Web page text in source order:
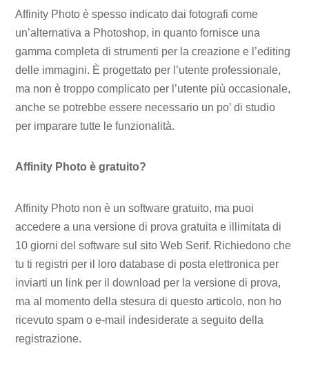
Affinity Photo è spesso indicato dai fotografi come
un’alternativa a Photoshop, in quanto fornisce una
gamma completa di strumenti per la creazione e l’editing
delle immagini. È progettato per l’utente professionale,
ma non è troppo complicato per l’utente più occasionale,
anche se potrebbe essere necessario un po’ di studio
per imparare tutte le funzionalità.
Affinity Photo è gratuito?
Affinity Photo non è un software gratuito, ma puoi
accedere a una versione di prova gratuita e illimitata di
10 giorni del software sul sito Web Serif. Richiedono che
tu ti registri per il loro database di posta elettronica per
inviarti un link per il download per la versione di prova,
ma al momento della stesura di questo articolo, non ho
ricevuto spam o e-mail indesiderate a seguito della
registrazione.